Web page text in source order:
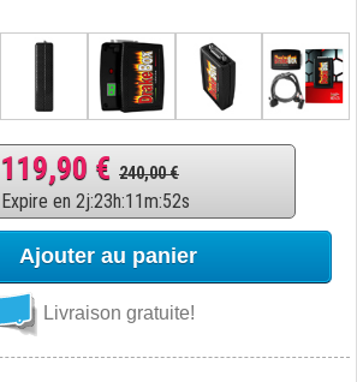
119,90 € 240,00 €
Expire en 2j:23h:11m:51s
Ajouter au panier
Livraison gratuite!